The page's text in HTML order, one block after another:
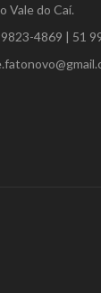
Vale do Caí.
4869 | 51